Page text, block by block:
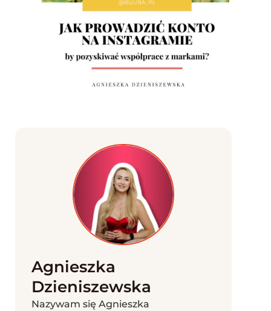
Agnieszka
Dzieniszewska
Nazywam się Agnieszka